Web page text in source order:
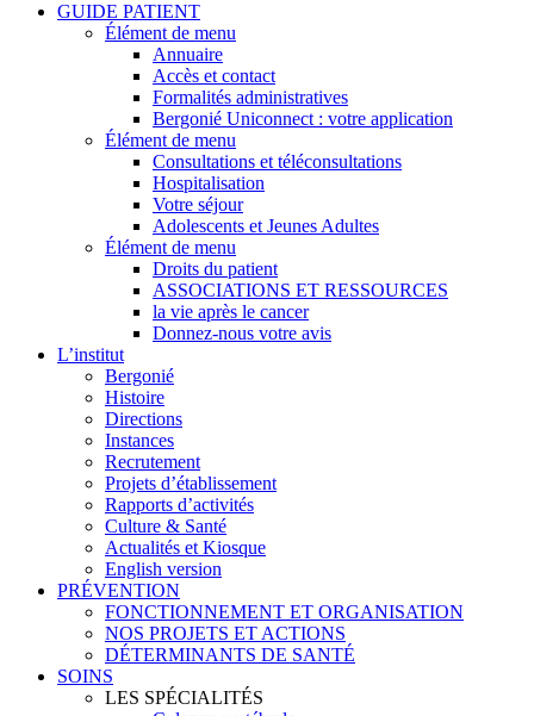
GUIDE PATIENT
Élément de menu
Annuaire
Accès et contact
Formalités administratives
Bergonié Uniconnect : votre application
Élément de menu
Consultations et téléconsultations
Hospitalisation
Votre séjour
Adolescents et Jeunes Adultes
Élément de menu
Droits du patient
ASSOCIATIONS ET RESSOURCES
la vie après le cancer
Donnez-nous votre avis
L’institut
Bergonié
Histoire
Directions
Instances
Recrutement
Projets d’établissement
Rapports d’activités
Culture & Santé
Actualités et Kiosque
English version
PRÉVENTION
FONCTIONNEMENT ET ORGANISATION
NOS PROJETS ET ACTIONS
DÉTERMINANTS DE SANTÉ
SOINS
LES SPÉCIALITÉS